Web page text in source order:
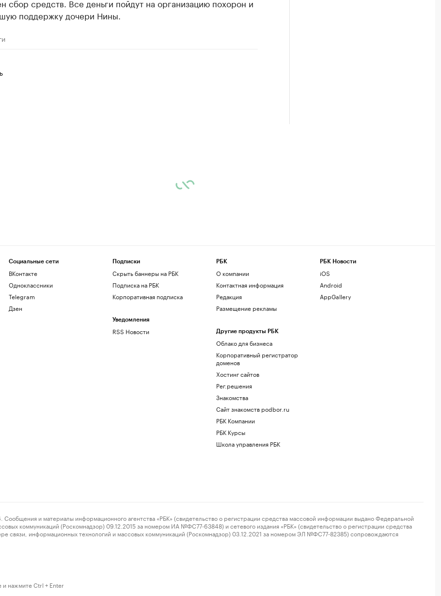
сбор средств. Все деньги пойдут на организацию похорон и
поддержку дочери Нины.
Социальные сети
ВКонтакте
Одноклассники
Telegram
Дзен
Подписки
Скрыть баннеры на РБК
Подписка на РБК
Корпоративная подписка
Уведомления
RSS Новости
РБК
О компании
Контактная информация
Редакция
Размещение рекламы
Другие продукты РБК
Облако для бизнеса
Корпоративный регистратор
доменов
Хостинг сайтов
Рег.решения
Знакомства
Сайт знакомств podbor.ru
РБК Компании
РБК Курсы
Школа управления РБК
РБК Новости
iOS
Android
AppGallery
и материалы информационного агентства «РБК» (свидетельство о регистрации средства массовой информации выдано Федеральной
коммуникаций (Роскомнадзор) 09.12.2015 за номером ИА №ФС77-63848) и сетевого издания «РБК» (свидетельство о регистрации средства
связи, информационных технологий и массовых коммуникаций (Роскомнадзор) 03.12.2021 за номером ЭЛ №ФС77-82385) сопровождаются
и нажмите Ctrl + Enter